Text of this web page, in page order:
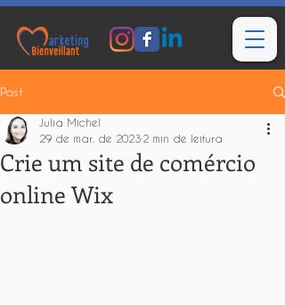
Post
Crie um site de comércio
online Wix
Julia Michel
29 de mar. de 2023 2 min de leitura